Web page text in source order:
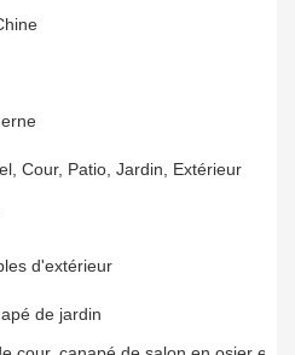
Cour, Patio, Jardin, Extérieur
d'extérieur
de jardin